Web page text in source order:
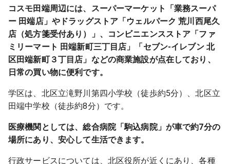
コスモ田端周辺には、スーパーマーケット「業務スーパ
ー 田端店」やドラッグストア「ウェルパーク 荒川西尾久
店（処方箋受付あり）」、コンビニエンスストア「ファ
ミリーマート 田端新町三丁目店」「セブン-イレブン 北
区田端新町３丁目店」などの商業施設が点在しており、
日常の買い物に便利です。
学区は、北区立滝野川第四小学校（徒歩約5分）、北区立
田端中学校（徒歩約8分）です。
医療機関としては、総合病院「駒込病院」が車で約7分の
場所にあり、安心して生活できます。
行政サービスについては、北区役所が近くにあり、各種